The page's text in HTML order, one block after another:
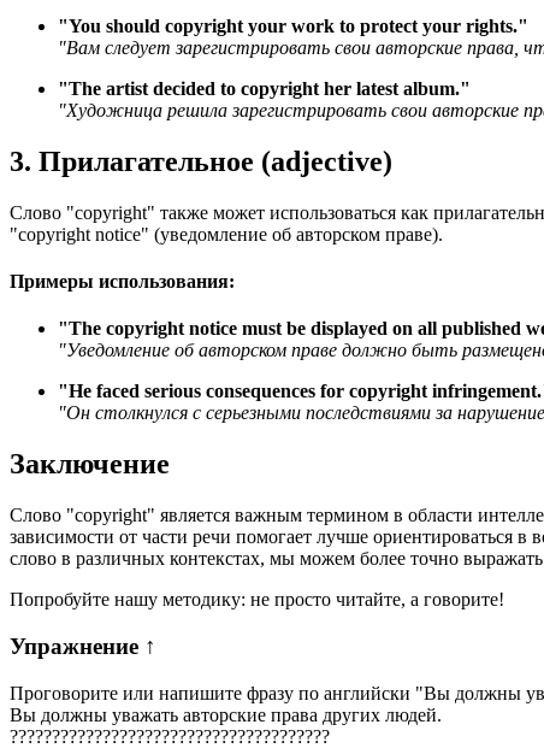
"You should copyright your work to protect your rights."
"Вам следует зарегистрировать свои авторские права,
"The artist decided to copyright her latest album."
"Художница решила зарегистрировать свои авторские
3. Прилагательное (adjective)
Слово "copyright" также может использоваться как
"copyright notice" (уведомление об авторском праве).
Примеры использования:
"The copyright notice must be displayed on all published
"Уведомление об авторском праве должно быть
"He faced serious consequences for copyright infringement.
"Он столкнулся с серьезными последствиями за
Заключение
Слово "copyright" является важным термином в области
зависимости от части речи помогает лучше ориентироваться
слово в различных контекстах, мы можем более точно
Попробуйте нашу методику: не просто читайте, а говорите!
Упражнение ↑
Проговорите или напишите фразу по английски "Вы должны
Вы должны уважать авторские права других людей.
??????????????????????????????????????